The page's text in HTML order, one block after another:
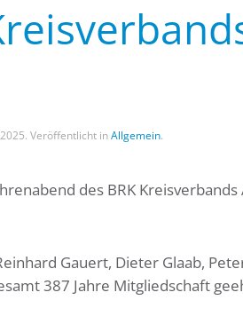
. Veröffentlicht inAllgemein.
des BRK
Gauert, Dieter Glaab,
387 Jahre Mitgliedschaft